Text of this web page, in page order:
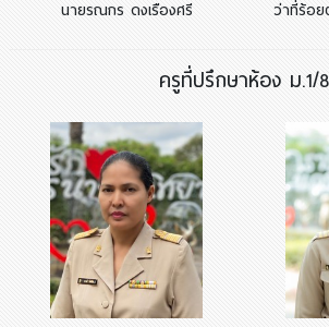
นายรณกร ดงเรืองศรี ว่าที่ร้อ
ครูที่ปรึกษาห้อง ม.1/8